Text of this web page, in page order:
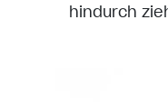
hindurch